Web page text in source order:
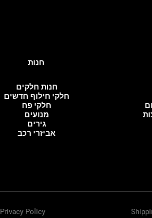
חנות
חנות חלקים
חלקי חילוף חדשים
חלקי פח
מנועים
גירים
אביזרי רכב
Privacy Policy